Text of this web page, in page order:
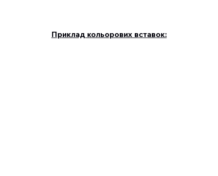
Приклад кольорових вставок: